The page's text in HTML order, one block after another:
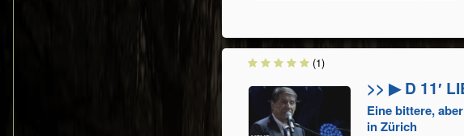
>> ▶ D 11′
Eine bittere,
in Zürich
(1)